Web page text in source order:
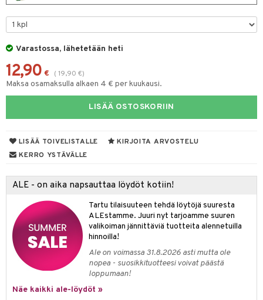
Varastossa, lähetetään heti
12,90 € ( 19,90 €)
Maksa osamaksulla alkaen 4 € per kuukausi.
LISÄÄ OSTOSKORIIN
LISÄÄ TOIVELISTALLE
KIRJOITA ARVOSTELU
KERRO YSTÄVÄLLE
ALE - on aika napsauttaa löydöt kotiin!
Tartu tilaisuuteen tehdä löytöjä suuresta
ALEstamme. Juuri nyt tarjoamme suuren
valikoiman jännittäviä tuotteita alennetuilla
hinnoilla!
Ale on voimassa 31.8.2026 asti mutta ole
nopea - suosikkituotteesi voivat päästä
loppumaan!
Näe kaikki ale-löydöt »
Minecraft
Ninjago
Speed Champions
Spidey
Super Heroes
Barn
Love
Prinsessat
Potter
Lehmä
& Tarvikkeet
Äiti
& imetys